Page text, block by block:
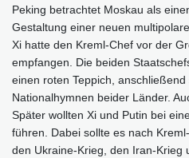
Peking betrachtet Moskau als
Gestaltung einer neuen
Xi hatte den Kreml-Chef vor der
empfangen. Die beiden
einen roten Teppich,
Nationalhymnen beider Länder.
Später wollten Xi und Putin bei
führen. Dabei sollte es nach
den Ukraine-Krieg, den Iran-Krieg